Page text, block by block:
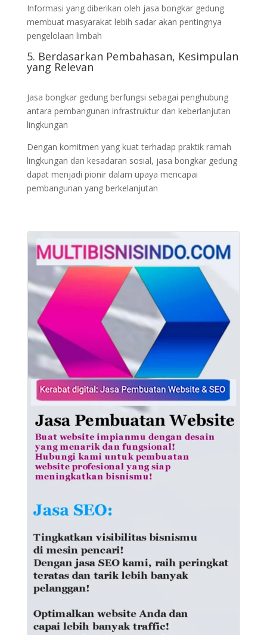
Informasi yang diberikan oleh jasa bongkar gedung
membuat masyarakat lebih sadar akan pentingnya
pengelolaan limbah
5. Berdasarkan Pembahasan, Kesimpulan
yang Relevan
Jasa bongkar gedung berfungsi sebagai penghubung
antara pembangunan infrastruktur dan keberlanjutan
lingkungan
Dengan komitmen yang kuat terhadap praktik ramah
lingkungan dan kesadaran sosial, jasa bongkar gedung
dapat menjadi pionir dalam upaya mencapai
pembangunan yang berkelanjutan